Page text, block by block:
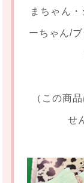
まちゃん
ーちゃん/
（この商
せ